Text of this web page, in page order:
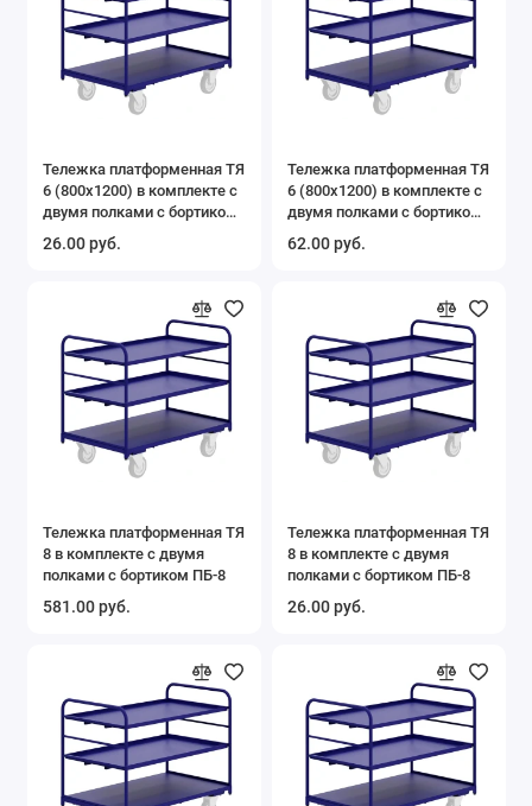
Тележка платформенная ТЯ
6 (800х1200) в комплекте с
двумя полками с бортиком
26.00 руб.
Тележка платформенная ТЯ
6 (800х1200) в комплекте с
двумя полками с бортиком
62.00 руб.
Тележка платформенная ТЯ
8 в комплекте с двумя
полками с бортиком ПБ-8
581.00 руб.
Тележка платформенная ТЯ
8 в комплекте с двумя
полками с бортиком ПБ-8
26.00 руб.